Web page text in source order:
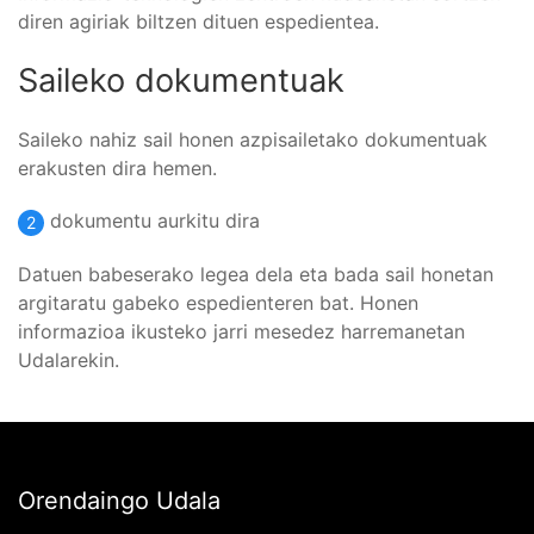
diren agiriak biltzen dituen espedientea.
Saileko dokumentuak
Saileko nahiz sail honen azpisailetako dokumentuak
erakusten dira hemen.
2 dokumentu aurkitu dira
Datuen babeserako legea dela eta bada sail honetan
argitaratu gabeko espedienteren bat. Honen
informazioa ikusteko jarri mesedez harremanetan
Udalarekin.
Orendaingo Udala